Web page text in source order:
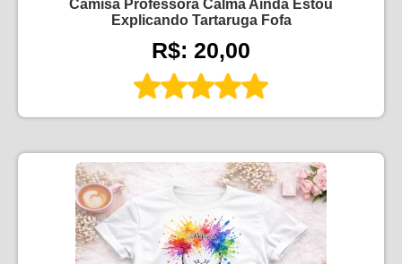
Camisa Professora Calma Ainda Estou
Explicando Tartaruga Fofa
R$: 20,00